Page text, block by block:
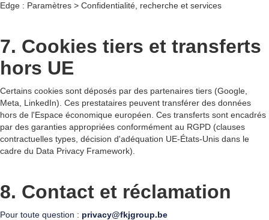
Edge : Paramètres > Confidentialité, recherche et services
7. Cookies tiers et transferts
hors UE
Certains cookies sont déposés par des partenaires tiers (Google,
Meta, LinkedIn). Ces prestataires peuvent transférer des données
hors de l'Espace économique européen. Ces transferts sont encadrés
par des garanties appropriées conformément au RGPD (clauses
contractuelles types, décision d'adéquation UE-États-Unis dans le
cadre du Data Privacy Framework).
8. Contact et réclamation
Pour toute question : privacy@fkjgroup.be